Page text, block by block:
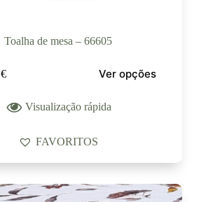
Toalha de mesa – 66605
€ Ver opções
Visualização rápida
FAVORITOS